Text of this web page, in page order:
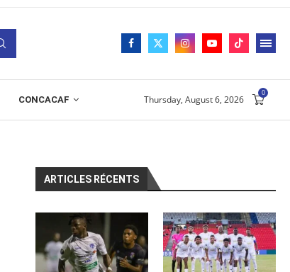
CONCACAF Thursday, August 6, 2026
0
ARTICLES RÉCENTS